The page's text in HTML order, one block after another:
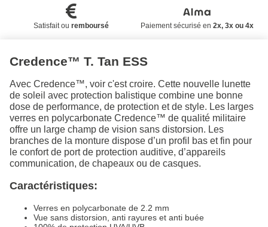
Satisfait ou remboursé Paiement sécurisé en 2x, 3x ou 4x
Credence™ T. Tan ESS
Avec Credence™, voir c'est croire. Cette nouvelle lunette
de soleil avec protection balistique combine une bonne
dose de performance, de protection et de style. Les larges
verres en polycarbonate Credence™ de qualité militaire
offre un large champ de vision sans distorsion. Les
branches de la monture dispose d’un profil bas et fin pour
le confort de port de protection auditive, d’appareils
communication, de chapeaux ou de casques.
Caractéristiques:
Verres en polycarbonate de 2.2 mm
Vue sans distorsion, anti rayures et anti buée